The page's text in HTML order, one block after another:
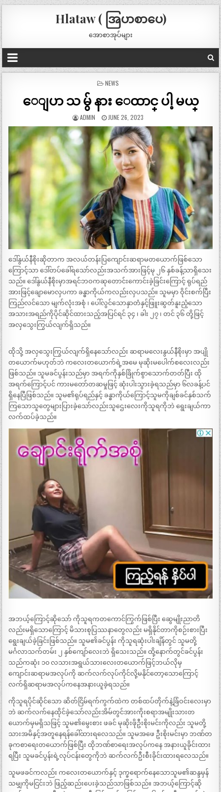
Hlataw ( အြပာစာပေ)
အောစာအုပ်များ
POSTED
NEWS
ေျပာ သ မ်ွ နား ေထာင္ ပါ့ မယ္
ADMIN JUNE 26, 2023
ဒေါ်နွယ်နီစိုးဆိုတာက အလယ်တန်းပြကျောင်းဆရာမတယောက်ဖြစ်သော
ကြောင့်သာ ဒေါ်တပ်ခေါ်ရသော်လည်းအသက်အားဖြင့်မု ၂၆ နှစ်ခန့်သာရှိသေး
သည်။ ဒေါ်နွယ်နီစိုးမှာအရင်ဘဝကဆုတောင်းကောင်းခဲ့ခြင်းကြောင့် ရုပ်ရည်
အားဖြင့်ချောမောလှပကာ ခန္ဓာကိုယ်ကလည်းလှပသည်။ သူမမှာ ဝိုင်းစက်ပြီး
ကြည်လင်သော မျက်လုံးအစုံ ၊ ပေါ်လွင်သောနှာတံနှင့်ဖြူးဆွတ်နူးညံ့သော
အသားအရည်ကိုပိုင်ဆိုင်ထားသည့်အပြင်ရင် ၃၄ ၊ ခါး ၂၇ ၊ တင် ၃၆ တို့ဖြင့်
အလှသွေးကြွယ်လျက်ရှိသည်။
ထိုသို့ အလှသွေးကြွယ်လျက်ရှိနေသော်လည်း ဆရာမလေးနွယ်နီစိုးမှာ အပျို
တယောက်မဟုတ်ဘဲ ကလေးတယောက်ရဲ့အမေ မုဆိုးမပေါက်စလေးလည်း
ဖြစ်သည်။ သူမခင်ပွန်းသည်မှာ အရက်ကိုနှစ်ခြိုက်စွာသောက်တတ်ပြီး ထို
အရက်ကြောင့်ပင် ကားမတော်တဆမှုဖြင့် ဆုံးပါးသွားခဲ့ရသည်မှာ ၆လခန့်ပင်
ရှိနေပြီဖြစ်သည်။ သူမ၏ရုပ်ရည်နှင့် ခန္ဓာကိုယ်ကြောင့်သူမကိုချစ်ခင်နှစ်သက်
ကြသောသူတွေများပြားခဲ့သော်လည်းသူဌေးလေးကိုသူရကိုဘဲ ရွေးချယ်ကာ
လက်ထပ်ခဲ့သည်။
အဘယ့်ကြောင့်ဆိုသော် ကိုသူရကတကောင်ကြွက်ဖြစ်ပြီး ဆွေမျိုးညာတိ
လည်းမရှိသောကြောင့် မိသားစုပြဿနာတွေလည်း မရှိနိုင်တာကိုစဉ်းစားပြီး
ရွေးချယ်ခဲ့ခြင်းဖြစ်သည်။ သူမ၏ခင်ပွန်း ကိုသူရဆုံးပါးချိန်တွင် သူမတို့
မင်္ဂလာသက်တမ်း ၂ နှစ်ကျော်လေးဘဲ ရှိသေးသည်။ ထို့နောက်တွင်ခင်ပွန်း
သည်ကဆုံး ၁၀ လသားအရွယ်သားလေးတယောက်ဖြင့်ဘယ်လိုမှ
ကျောင်းဆရာမအလုပ်ကို ဆက်လက်လုပ်ကိုင်လို့မနိုင်တော့သောကြောင့်
လက်ရှိဆရာမအလုပ်ကနေအနားယူခဲ့ရသည်။
ကိုသူရပိုင်ဆိုင်သော ဆိတ်ငြိမ်ရက်ကွက်ထဲက တစ်ထပ်တိုက်နဲ့ခြံဝင်းလေးမှာ
ဘဲ ဆက်လက်နေထိုင်ခဲ့သော်လည်းအိမ်တွင်အားကိုးစရာအမျိုးသားတ
ယောက်မှမရှိသဖြင့် သူမ၏မွေးစား ဖခင် မုဆိုးဖိုဦးစိုးမင်းကိုလည်း သူမတို့
သားအမိနှင့်အတူနေရန်ခေါ်ထားရလေသည်။ သူမအဖေ ဦးစိုးမင်းမှာ ဘဏ်တ
ခုကစာရေးတယောက်ဖြစ်ပြီး ထိုဘဏ်စာရေးအလုပ်ကနေ အနားယူခိုင်းထား
ရပြီး သူမခင်ပွန်းရဲ့လုပ်ငန်းတွေကိုဘဲ ဆက်လက်ဦးစီးခိုင်းထားရလေသည်။
သူမဖခင်ကလည်း ကလေးတယောက်နှင့် ဒုက္ခရောက်နေသောသူမ၏ဆန္ဒမှန်
သမျှကိုမငြင်းဘဲ ဖြည့်ဆည်းပေးခဲ့သည်သာဖြစ်သည်။ အဘယ့်ကြောင့်ဆို